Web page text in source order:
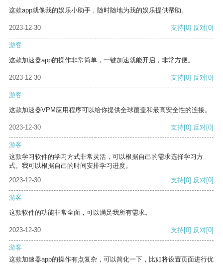
这款app就像我的娱乐小助手，随时随地为我的娱乐提供帮助。
2023-12-30 支持[0] 反对[0]
游客
这款加速器app的操作非常简单，一键加速就能开启，非常方便。
2023-12-30 支持[0] 反对[0]
游客
这款加速器VPM应用程序可以给你提供全球覆盖和最高安全性的连接。
2023-12-30 支持[0] 反对[0]
游客
这款学习软件的学习方式非常灵活，可以根据自己的需求选择学习方
式。我可以根据自己的时间安排学习进度。
2023-12-30
支持[0] 反对[0]
游客
这款软件的功能非常全面，可以满足我所有需求。
2023-12-30 支持[0] 反对[0]
游客
这款加速器app的操作有点复杂，可以简化一下，比如将设置页面进行优